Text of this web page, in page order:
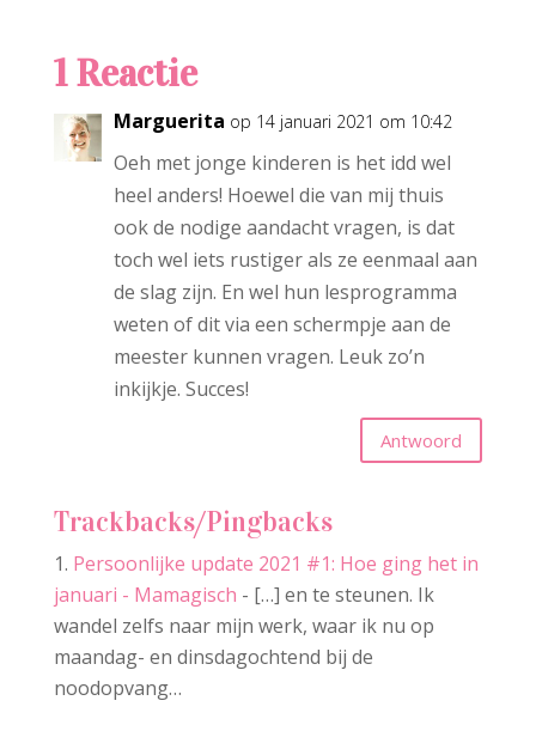
1 Reactie
Marguerita op 14 januari 2021 om 10:42
Oeh met jonge kinderen is het idd wel
heel anders! Hoewel die van mij thuis
ook de nodige aandacht vragen, is dat
toch wel iets rustiger als ze eenmaal aan
de slag zijn. En wel hun lesprogramma
weten of dit via een schermpje aan de
meester kunnen vragen. Leuk zo’n
inkijkje. Succes!
Antwoord
Trackbacks/Pingbacks
Persoonlijke update 2021 #1: Hoe ging het in
januari - Mamagisch - […] en te steunen. Ik
wandel zelfs naar mijn werk, waar ik nu op
maandag- en dinsdagochtend bij de
noodopvang…